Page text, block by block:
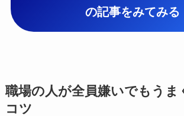
の記事をみてみる
職場の人が全員嫌いでもうま
コツ